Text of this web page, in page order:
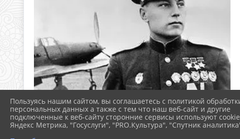
Пользуясь нашим сайтом, вы соглашаетесь с политикой
персональных данных а также с тем что наш веб-сайт и другие
подключенные к веб-сайту сторонние сервисы используют
Яндекс Метрика, "Госуслуги", "PRO.Культура", "Спутник